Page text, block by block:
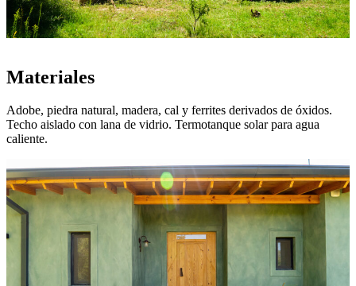
Materiales
Adobe, piedra natural, madera, cal y ferrites derivados de óxidos.
Techo aislado con lana de vidrio. Termotanque solar para agua
caliente.